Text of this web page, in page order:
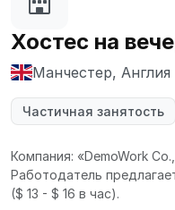
Хостес на
Манчестер, Англия
Частичная занятость
Компания: «DemoWork
Работодатель
($ 13 - $ 16 в час).